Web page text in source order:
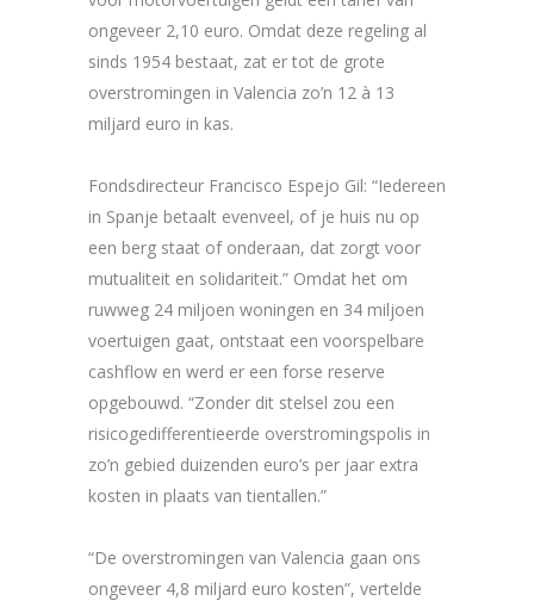
ongeveer 2,10 euro. Omdat deze regeling al
sinds 1954 bestaat, zat er tot de grote
overstromingen in Valencia zo’n 12 à 13
miljard euro in kas.
Fondsdirecteur Francisco Espejo Gil: “Iedereen
in Spanje betaalt evenveel, of je huis nu op
een berg staat of onderaan, dat zorgt voor
mutualiteit en solidariteit.” Omdat het om
ruwweg 24 miljoen woningen en 34 miljoen
voertuigen gaat, ontstaat een voorspelbare
cashflow en werd er een forse reserve
opgebouwd. “Zonder dit stelsel zou een
risicogedifferentieerde overstromingspolis in
zo’n gebied duizenden euro’s per jaar extra
kosten in plaats van tientallen.”
“De overstromingen van Valencia gaan ons
ongeveer 4,8 miljard euro kosten”, vertelde